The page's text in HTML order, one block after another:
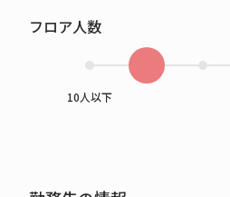
フロア人数
10人以下